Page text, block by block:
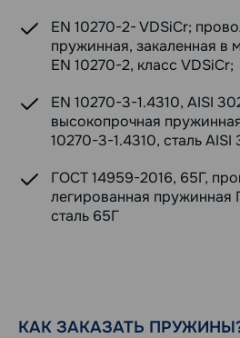
EN 10270-2- VDSiCr;
пружинная, закаленная в
EN 10270-2, класс VDSiCr;
EN 10270-3-1.4310, AISI
высокопрочная
10270-3-1.4310, сталь AISI
ГОСТ 14959-2016, 65Г,
легированная пружинная
сталь 65Г
КАК ЗАКАЗАТЬ